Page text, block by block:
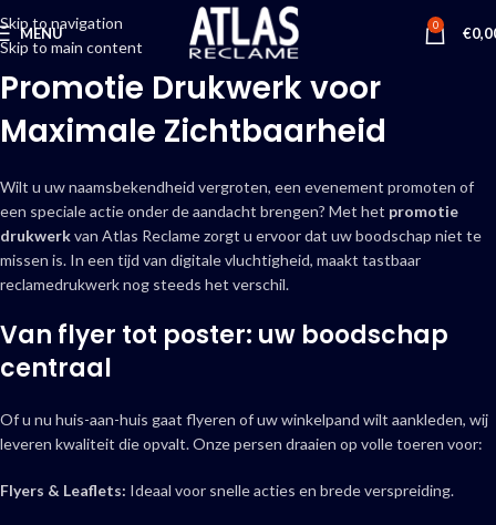
Skip to navigation
Skip to main content
MENU 0 €
Promotie Drukwerk voor
Maximale Zichtbaarheid
Wilt u uw naamsbekendheid vergroten, een evenement promoten of
een speciale actie onder de aandacht brengen? Met het promotie
drukwerkvan Atlas Reclame zorgt u ervoor dat uw boodschap niet te
missen is. In een tijd van digitale vluchtigheid, maakt tastbaar
reclamedrukwerk nog steeds het verschil.
Van flyer tot poster: uw boodschap
centraal
Of u nu huis-aan-huis gaat flyeren of uw winkelpand wilt aankleden, wij
leveren kwaliteit die opvalt. Onze persen draaien op volle toeren voor:
Flyers & Leaflets: Ideaal voor snelle acties en brede verspreiding.